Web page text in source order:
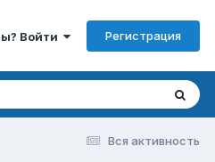
Войти Регистрация
Вся активность